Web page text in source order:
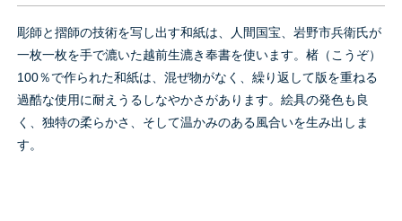
彫師と摺師の技術を写し出す和紙は、人間国宝、岩野市兵衛氏が
一枚一枚を手で漉いた越前生漉き奉書を使います。楮（こうぞ）
100％で作られた和紙は、混ぜ物がなく、繰り返して版を重ねる
過酷な使用に耐えうるしなやかさがあります。絵具の発色も良
く、独特の柔らかさ、そして温かみのある風合いを生み出しま
す。